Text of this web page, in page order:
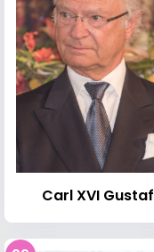
Carl XVI Gustaf